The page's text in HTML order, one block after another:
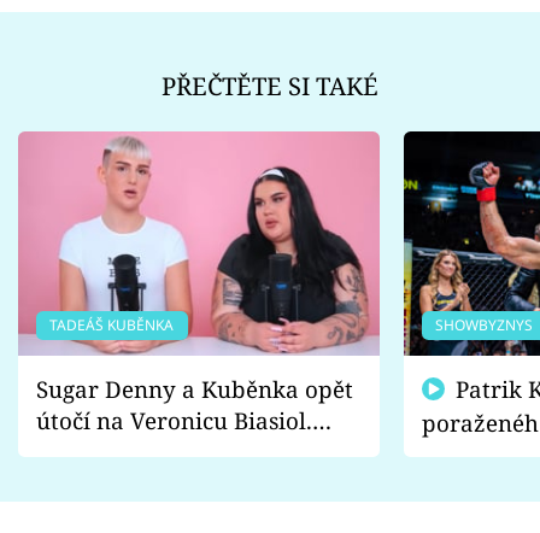
PŘEČTĚTE SI TAKÉ
TADEÁŠ KUBĚNKA
Sugar Denny a Kuběnka opět
útočí na Veronicu Biasiol.
Proč je podle nich falešná a
SHOWBYZNYS
fanoušci